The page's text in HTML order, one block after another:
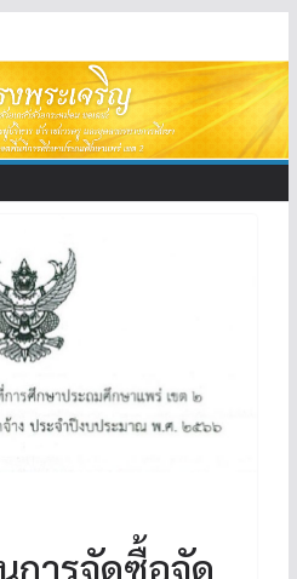
การจัดซื้อจัด